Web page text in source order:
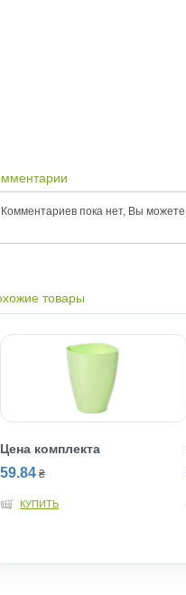
Комментариев пока нет, Вы можете
товары
Цена комплекта
59.84 ₴
КУПИТЬ